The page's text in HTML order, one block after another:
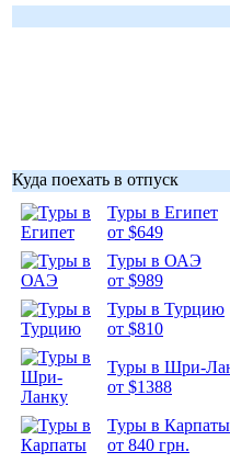
Куда поехать в отпуск
Туры в Египет
от $649
Туры в ОАЭ
от $989
Туры в Турцию
от $810
Туры в Шри-
от $1388
Туры в Карпаты
от 840 грн.